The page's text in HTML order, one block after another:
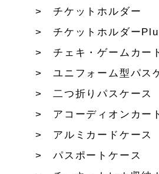
チケットホルダー
チケットホルダー
チェキ・ゲームカー
ユニフォーム型パス
二つ折りパスケース
アコーディオンカー
アルミカードケース
パスポートケース